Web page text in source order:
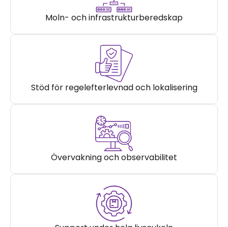
Moln- och infrastrukturberedskap
Stöd för regelefterlevnad och lokalisering
Övervakning och observabilitet